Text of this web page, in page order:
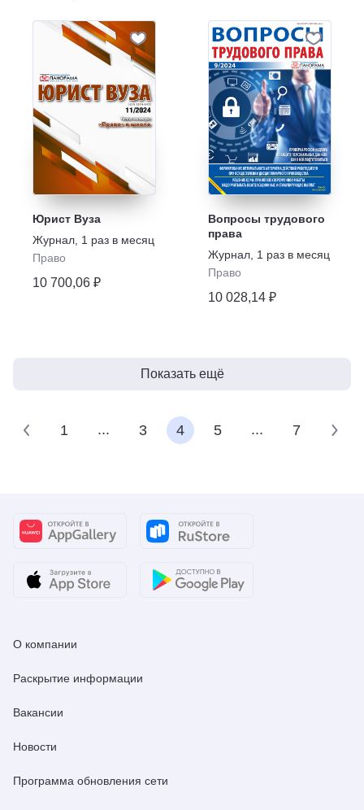
Юрист Вуза
Журнал 1 раз в месяц
Право
10 700,06 ₽
Вопросы трудового
права
Журнал 1 раз в месяц
Право
10 028,14 ₽
Показать ещё
1 ... 3 4 5 ... 7
О компании
Раскрытие информации
Вакансии
Новости
Программа обновления сети